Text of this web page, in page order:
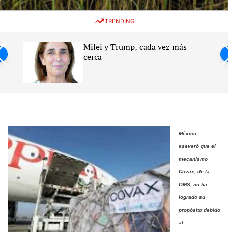
w
c
e
e
TRENDING
Milei y Trump, cada vez más
cerca
México
aseveró que el
mecanismo
Covax, de la
OMS, no ha
logrado su
propósito debido
al